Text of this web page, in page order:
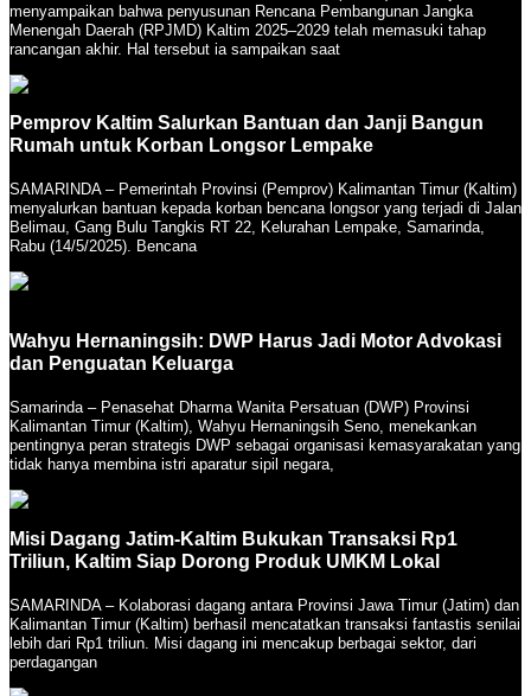
menyampaikan bahwa penyusunan Rencana Pembangunan Jangka
Menengah Daerah (RPJMD) Kaltim 2025–2029 telah memasuki tahap
rancangan akhir. Hal tersebut ia sampaikan saat
Pemprov Kaltim Salurkan Bantuan dan Janji Bangun
Rumah untuk Korban Longsor Lempake
SAMARINDA – Pemerintah Provinsi (Pemprov) Kalimantan Timur (Kaltim)
menyalurkan bantuan kepada korban bencana longsor yang terjadi di Jalan
Belimau, Gang Bulu Tangkis RT 22, Kelurahan Lempake, Samarinda,
Rabu (14/5/2025). Bencana
Wahyu Hernaningsih: DWP Harus Jadi Motor Advokasi
dan Penguatan Keluarga
Samarinda – Penasehat Dharma Wanita Persatuan (DWP) Provinsi
Kalimantan Timur (Kaltim), Wahyu Hernaningsih Seno, menekankan
pentingnya peran strategis DWP sebagai organisasi kemasyarakatan yang
tidak hanya membina istri aparatur sipil negara,
Misi Dagang Jatim-Kaltim Bukukan Transaksi Rp1
Triliun, Kaltim Siap Dorong Produk UMKM Lokal
SAMARINDA – Kolaborasi dagang antara Provinsi Jawa Timur (Jatim) dan
Kalimantan Timur (Kaltim) berhasil mencatatkan transaksi fantastis senilai
lebih dari Rp1 triliun. Misi dagang ini mencakup berbagai sektor, dari
perdagangan